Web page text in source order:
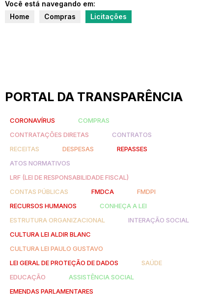
Você está navegando em:
Home
Compras Licitações
PORTAL DA TRANSPARÊNCIA
CORONAVÍRUS
COMPRAS
CONTRATAÇÕES DIRETAS
CONTRATOS
RECEITAS
DESPESAS
REPASSES
ATOS NORMATIVOS
LRF (LEI DE RESPONSABILIDADE FISCAL)
CONTAS PÚBLICAS
FMDCA
FMDPI
RECURSOS HUMANOS
CONHEÇA A LEI
ESTRUTURA ORGANIZACIONAL
INTERAÇÃO SOCIAL
CULTURA LEI ALDIR BLANC
CULTURA LEI PAULO GUSTAVO
LEI GERAL DE PROTEÇÃO DE DADOS
SAÚDE
EDUCAÇÃO
ASSISTÊNCIA SOCIAL
EMENDAS PARLAMENTARES